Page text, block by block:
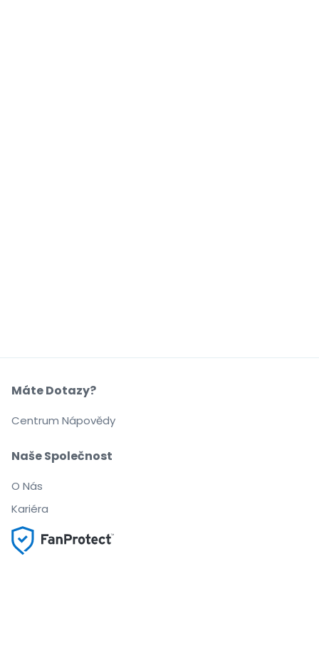
Naše Společnost
O Nás
Kariéra
Máte Dotazy?
Centrum Nápovědy